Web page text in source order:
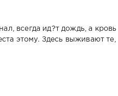
всегда ид?т дождь, а кровь
этому. Здесь выживают те,